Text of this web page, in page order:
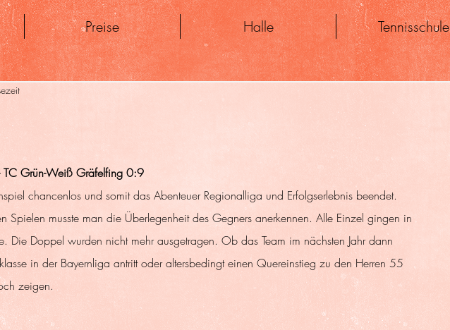
Preise Halle Tennisschule
Grün-Weiß Gräfelfing 0:9
chancenlos und somit das Abenteuer Regionalliga und Erfolgserlebnis beendet.
Spielen musste man die Überlegenheit des Gegners anerkennen. Alle Einzel gingen in
Die Doppel wurden nicht mehr ausgetragen. Ob das Team im nächsten Jahr dann
in der Bayernliga antritt oder altersbedingt einen Quereinstieg zu den Herren 55
zeigen.